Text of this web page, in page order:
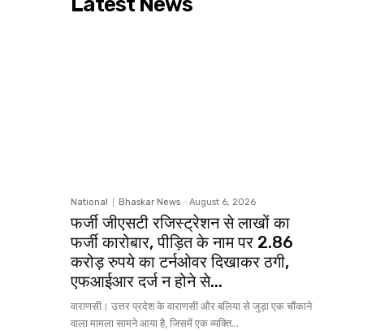
National Bhaskar News - August 6, 2026
फर्जी जीएसटी रजिस्ट्रेशन से लाखों का
फर्जी कारोबार, पीड़ित के नाम पर 2.86
करोड़ रुपये का टर्नओवर दिखाकर ठगी,
एफआईआर दर्ज न होने से...
वाराणसी। उत्तर प्रदेश के वाराणसी और बलिया से जुड़ा एक चौंकाने
वाला मामला सामने आया है, जिसमें एक व्यक्ति...